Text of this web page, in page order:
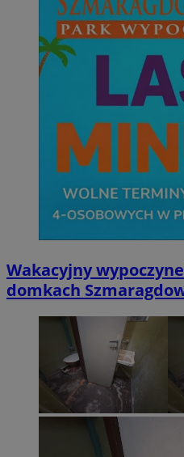
Wakacyjny
domkach